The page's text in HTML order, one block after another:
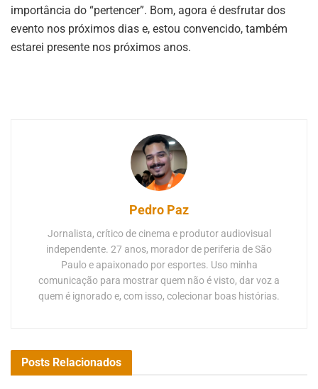
importância do “pertencer”. Bom, agora é desfrutar dos
evento nos próximos dias e, estou convencido, também
estarei presente nos próximos anos.
Pedro Paz
Jornalista, crítico de cinema e produtor audiovisual
independente. 27 anos, morador de periferia de São
Paulo e apaixonado por esportes. Uso minha
comunicação para mostrar quem não é visto, dar voz a
quem é ignorado e, com isso, colecionar boas histórias.
Posts Relacionados